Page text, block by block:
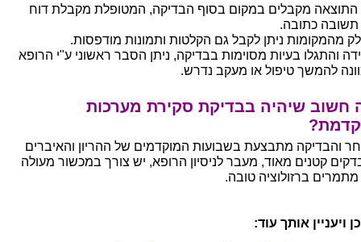
מקבלים במקום בסוף הבדיקה, המטופלת מקבלת דוח
כתובה.
מהמקומות ניתן לקבל גם הקלטות ותמונות מודפסות.
והתגלו בעיות מסוימות בבדיקה, ניתן הסבר ראשוני ע"י הרופא
להמשך טיפול או מעקב נדרש.
חשוב שיהיה בבדיקת סקירת מערכות
והבדיקה מתבצעת בשבועות המוקדמים של ההריון והאיברים
קטנים מאוד, מעבר לניסיון הרופא, יש צורך במכשור מעולה
ברזולוציה טובה.
ויעניין אותך עוד: